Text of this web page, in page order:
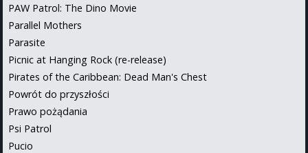
PAW Patrol: The Dino Movie
Parallel Mothers
Parasite
Picnic at Hanging Rock (re-release)
Pirates of the Caribbean: Dead Man's Chest
Powrót do przyszłości
Prawo pożądania
Psi Patrol
Pucio